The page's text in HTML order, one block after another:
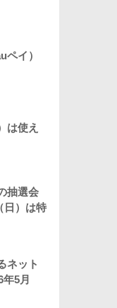
ペイ）
は使え
抽選会
日）は特
ネット
5月